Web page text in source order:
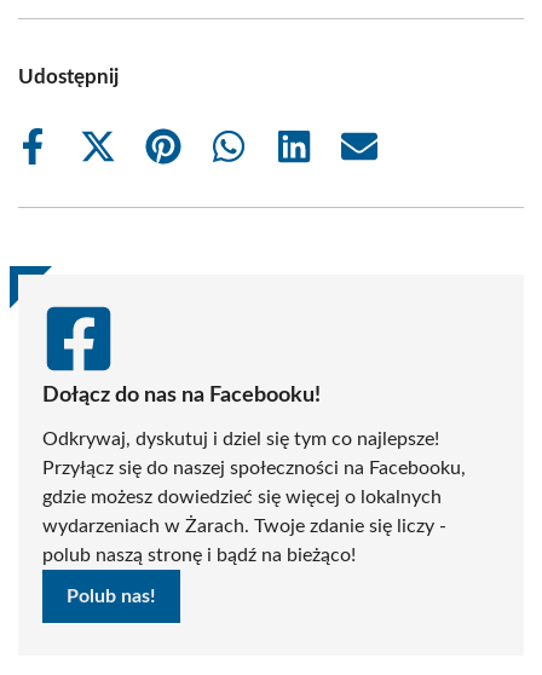
Udostępnij
Share
Share
(Twitter)
Share
Share
Share
Share
Dołącz do nas na Facebooku!
Odkrywaj, dyskutuj i dziel się tym co najlepsze!
Przyłącz się do naszej społeczności na Facebooku,
gdzie możesz dowiedzieć się więcej o lokalnych
wydarzeniach w Żarach. Twoje zdanie się liczy -
polub naszą stronę i bądź na bieżąco!
Polub nas!